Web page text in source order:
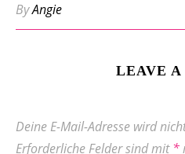
ByAngie
LEAVE A
Deine E-Mail-Adresse wird
Erforderliche Felder sind mit*